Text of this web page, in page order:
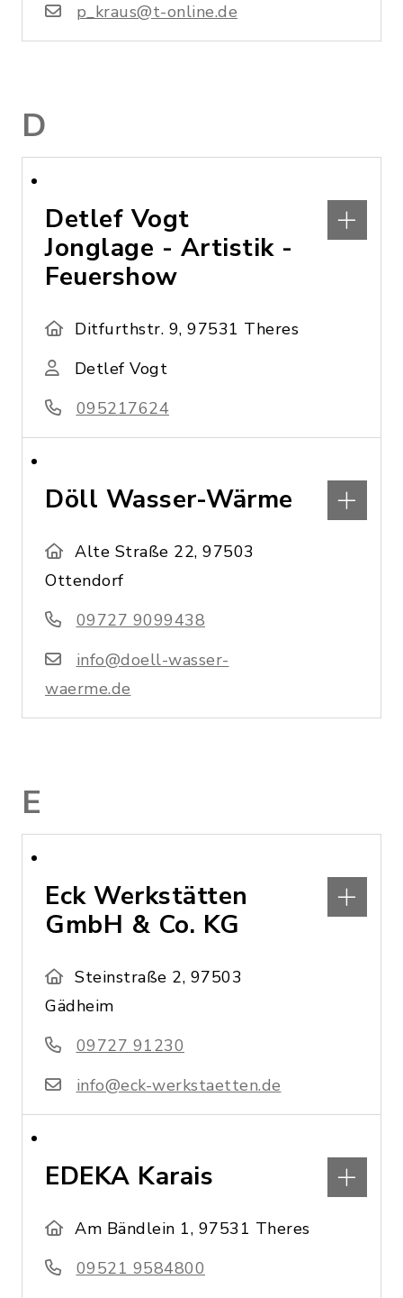
p_kraus@t-online.de
D
Detlef Vogt
Jonglage - Artistik -
Feuershow
Ditfurthstr. 9, 97531 Theres
Detlef Vogt
095217624
Döll Wasser-Wärme
Alte Straße 22, 97503
Ottendorf
09727 9099438
info@doell-wasser-
waerme.de
E
Eck Werkstätten
GmbH & Co. KG
Steinstraße 2, 97503
Gädheim
09727 91230
info@eck-werkstaetten.de
EDEKA Karais
Am Bändlein 1, 97531 Theres
09521 9584800